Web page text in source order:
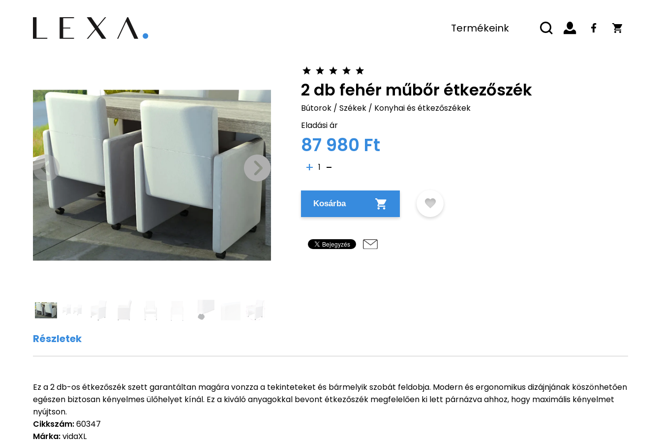
Termékeink
2 db fehér műbőr étkezőszék
Bútorok/ Székek/ Konyhai és étkezőszékek
Eladási ár
87 980 Ft
1
Kosárba
Részletek
Ez a 2 db-os étkezőszék szett garantáltan magára vonzza a tekinteteket és bármelyik szobát feldobja. Modern és ergonomikus dizájnjának köszönhetően
egészen biztosan kényelmes ülőhelyet kínál. Ez a kiváló anyagokkal bevont étkezőszék megfelelően ki lett párnázva ahhoz, hogy maximális kényelmet
nyújtson.
Cikkszám:60347
Márka:vidaXL